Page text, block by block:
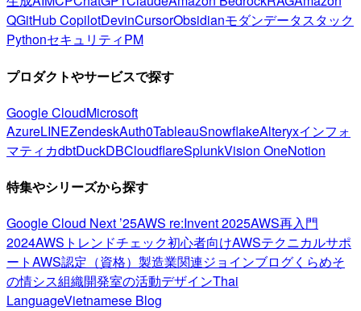
QGitHub CopilotDevinCursorObsidianモダンデータスタック
PythonセキュリティPM
プロダクトやサービスで探す
Google CloudMicrosoft
AzureLINEZendeskAuth0TableauSnowflakeAlteryxインフォ
マティカdbtDuckDBCloudflareSplunkVision OneNotion
特集やシリーズから探す
Google Cloud Next ’25AWS re:Invent 2025AWS再入門
2024AWSトレンドチェック初心者向けAWSテクニカルサポ
ートAWS認定（資格） 製造業関連ジョインブログくらめそ
の情シス組織開発室の活動デザインThai
LanguageVietnamese Blog